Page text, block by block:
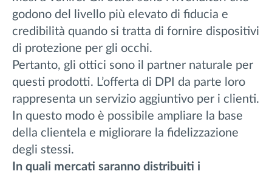
godono del livello più elevato di fiducia e
credibilità quando si tratta di fornire dispositivi
di protezione per gli occhi.
Pertanto, gli ottici sono il partner naturale per
questi prodotti. L’offerta di DPI da parte loro
rappresenta un servizio aggiuntivo per i clienti.
In questo modo è possibile ampliare la base
della clientela e migliorare la fidelizzazione
degli stessi.
In quali mercati saranno distribuiti i